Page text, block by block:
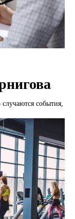
события,